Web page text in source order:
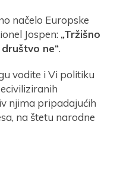
načelo Europske
Jospen: „Tržišno
ne“.
vodite i Vi politiku
njima pripadajućih
na štetu narodne